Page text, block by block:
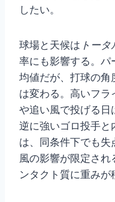
したい。
球場と天候は トータ
率にも影響する。パ
均値だが、打球の角
は変わる。高いフ
や追い風で投げる日
逆に強いゴロ投手と
は、同条件下でも失
風の影響が限定され
ンタクト質に重みが